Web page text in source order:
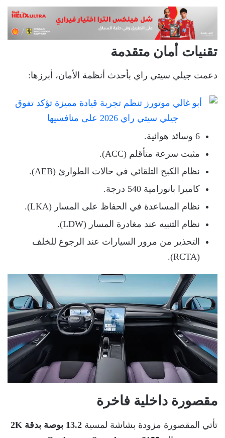
تقنيات أمان متقدمة
دعمت جيلي سيتي راي بأحدث أنظمة الأمان، أبرزها:
6 وسائد هوائية.
مثبت سرعة متأقلم (ACC).
نظام الكبح التلقائي في حالات الطوارئ (AEB).
كاميرا بانورامية 540 درجة.
نظام المساعدة في الحفاظ على المسار (LKA).
نظام التنبيه عند مغادرة المسار (LDW).
التحذير من مرور السيارات عند الرجوع للخلف
(RCTA).
مقصورة داخلية فاخرة
تأتي المقصورة مزودة بشاشة لمسية 13.2 بوصة بدقة 2K